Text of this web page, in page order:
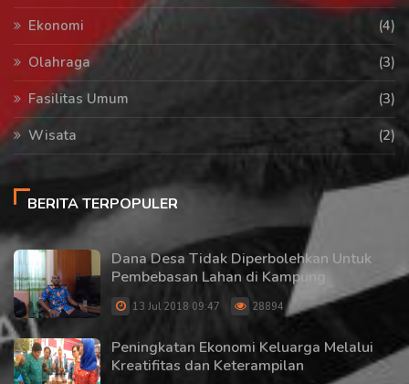
Ekonomi
(4)
Olahraga
(3)
Fasilitas Umum
(3)
Wisata
(2)
BERITA TERPOPULER
Dana Desa Tidak Diperbolehkan Untuk
Pembebasan Lahan di Kampung
13 Jul 2018 09:47 28894
Peningkatan Ekonomi Keluarga Melalui
Kreatifitas dan Keterampilan